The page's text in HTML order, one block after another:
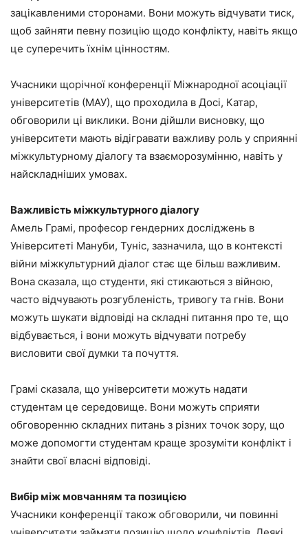
зацікавленими сторонами. Вони можуть відчувати тиск,
щоб зайняти певну позицію щодо конфлікту, навіть якщо
це суперечить їхнім цінностям.
Учасники щорічної конференції Міжнародної асоціації
університетів (МАУ), що проходила в Досі, Катар,
обговорили ці виклики. Вони дійшли висновку, що
університети мають відігравати важливу роль у сприянні
міжкультурному діалогу та взаєморозумінню, навіть у
найскладніших умовах.
Важливість міжкультурного діалогу
Амель Грамі, професор гендерних досліджень в
Університеті Мануби, Туніс, зазначила, що в контексті
війни міжкультурний діалог стає ще більш важливим.
Вона сказала, що студенти, які стикаються з війною,
часто відчувають розгубленість, тривогу та гнів. Вони
можуть шукати відповіді на складні питання про те, що
відбувається, і вони можуть відчувати потребу
висловити свої думки та почуття.
Грамі сказала, що університети можуть надати
студентам це середовище. Вони можуть сприяти
обговоренню складних питань з різних точок зору, що
може допомогти студентам краще зрозуміти конфлікт і
знайти свої власні відповіді.
Вибір між мовчанням та позицією
Учасники конференції також обговорили, чи повинні